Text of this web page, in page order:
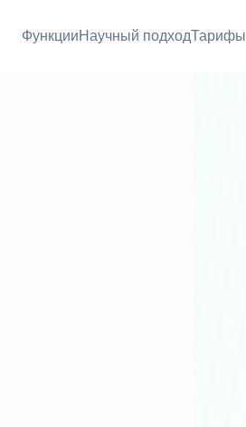
ФункцииНаучный подходТарифы